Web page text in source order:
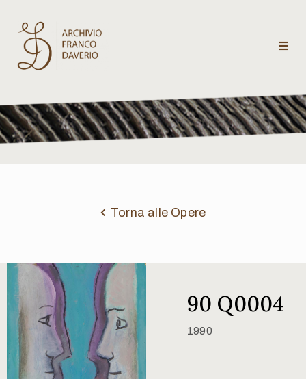
Archivio
Franco
Daverio
critici
Contatti
Torna alle Opere
90 Q0004
1990